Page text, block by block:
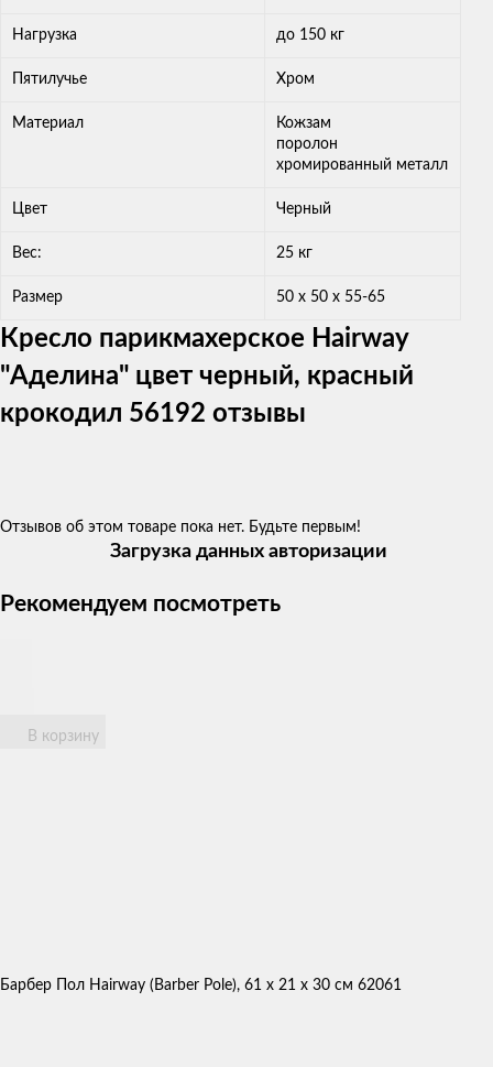
Нагрузка до 150 кг
Пятилучье Хром
Материал
Кожзам
поролон
xромированный металл
Цвет Черный
Вес: 25 кг
Размер 50 x 50 x 55-65
Кресло парикмахерское Hairway
"Аделина" цвет черный, красный
крокодил 56192 отзывы
Отзывов об этом товаре пока нет. Будьте первым!
Загрузка данных авторизации
Рекомендуем посмотреть
В корзину
Барбер Пол Hairway (Barber Pole), 61 х 21 х 30 см 62061